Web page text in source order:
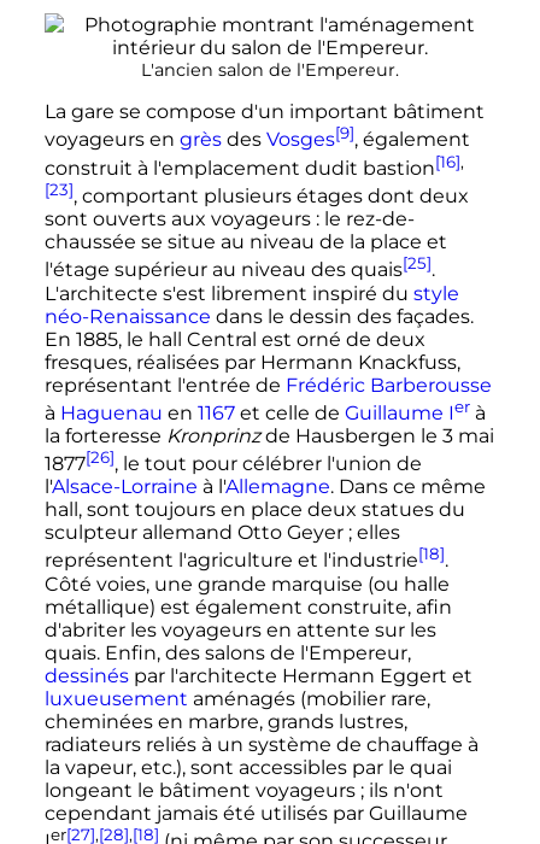
L'ancien salon de l'Empereur.
La gare se compose d'un important bâtiment
voyageursen grèsdes Vosges[9], également
construit à l'emplacement dudit bastion[16],
[23], comportant plusieurs étages dont deux
sont ouverts aux voyageurs : le rez-de-
chaussée se situe au niveau de la place et
l'étage supérieur au niveau des quais[25].
L'architecte s'est librement inspiré du style
néo-Renaissance dans le dessin des façades.
En 1885, le hall Central est orné de deux
fresques, réalisées par Hermann Knackfuss,
représentant l'entrée de Frédéric Barberousse
à Haguenau en 1167et celle de Guillaume Ierà
la forteresse Kronprinzde Hausbergen le 3 mai
1877[26], le tout pour célébrer l'union de
l'Alsace-Lorraine à l'Allemagne. Dans ce même
hall, sont toujours en place deux statues du
sculpteur allemand Otto Geyer ; elles
représentent l'agriculture et l'industrie[18].
Côté voies, une grande marquise (ou halle
métallique) est également construite, afin
d'abriter les voyageurs en attente sur les
quais. Enfin, des salons de l'Empereur,
dessinéspar l'architecte Hermann Eggert et
luxueusement aménagés (mobilier rare,
cheminées en marbre, grands lustres,
radiateurs reliés à un système de chauffage à
la vapeur, etc.), sont accessibles par le quai
longeant le bâtiment voyageurs ; ils n'ont
cependant jamais été utilisés par Guillaume
er[27],[28],[18]